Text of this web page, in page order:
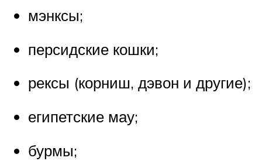
мэнксы;
персидские кошки;
рексы (корниш, дэвон и другие);
египетские мау;
бурмы;